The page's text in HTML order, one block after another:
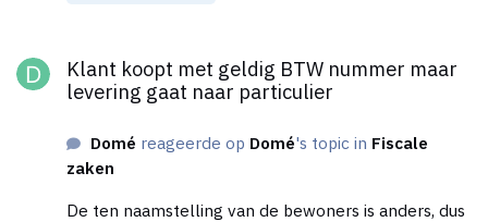
Klant koopt met geldig BTW nummer maar
levering gaat naar particulier
Domé reageerde op Domé's topic in Fiscale
zaken
De ten naamstelling van de bewoners is anders, dus